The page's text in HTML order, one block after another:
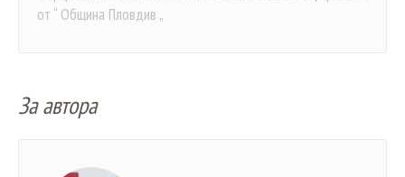
от “ Община Пловдив „
За автора